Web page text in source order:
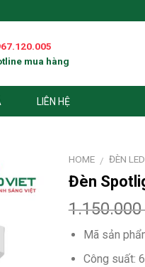
mua hàng
LIÊN HỆ
HOME / ĐÈN
Đèn
1.150.000
Mã sản
Công suất: